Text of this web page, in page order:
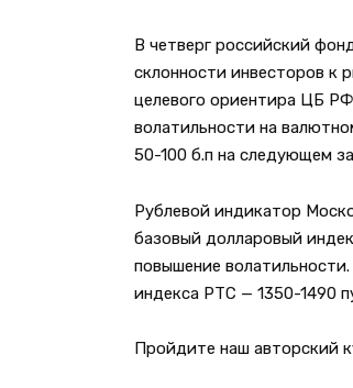
В четверг российский
склонности инвесторов к
целевого ориентира ЦБ
волатильности на
50-100 б.п на следующем
Рублевой индикатор
базовый долларовый
повышение
индекса РТС — 1350-1490
Пройдите наш авторский